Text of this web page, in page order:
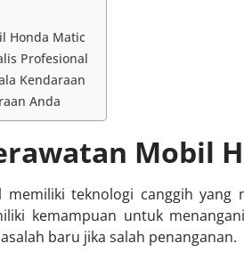
Honda Matic
Profesional
Kendaraan
Anda
Mobil
teknologi canggih yang
kemampuan untuk
baru jika salah penanganan.